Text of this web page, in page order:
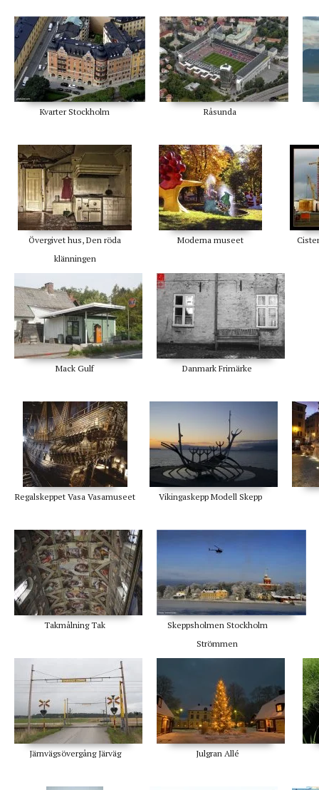
Kvarter Stockholm Råsunda
Övergivet hus, Den röda
klänningen
Moderna museet
Mack Gulf Danmark Frimärke
Regalskeppet Vasa Vasamuseet Vikingaskepp Modell Skepp
Takmålning Tak
Skeppsholmen Stockholm
Strömmen
Järnvägsövergång Järväg Julgran Allé